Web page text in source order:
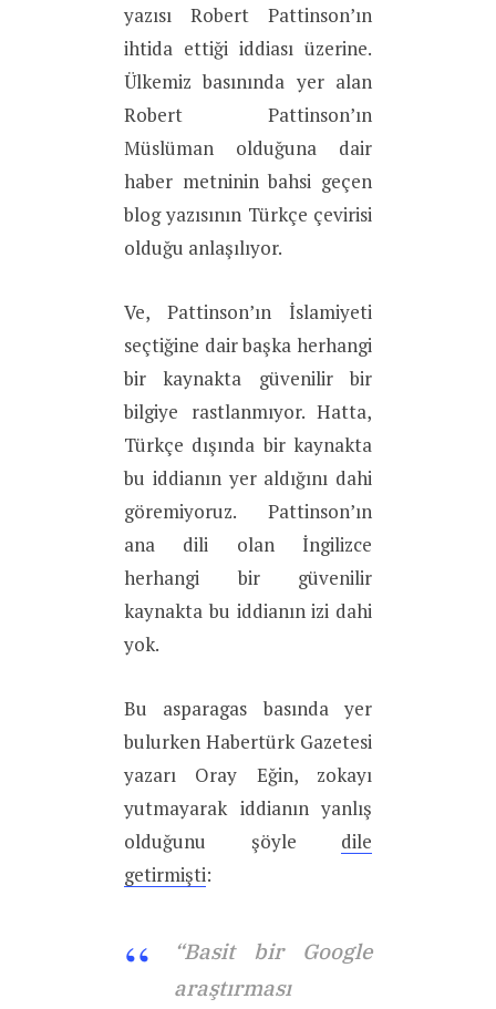
yazısı Robert Pattinson’ın
ihtida ettiği iddiası üzerine.
Ülkemiz basınında yer alan
Robert Pattinson’ın
Müslüman olduğuna dair
haber metninin bahsi geçen
blog yazısının Türkçe çevirisi
olduğu anlaşılıyor.
Ve, Pattinson’ın İslamiyeti
seçtiğine dair başka herhangi
bir kaynakta güvenilir bir
bilgiye rastlanmıyor. Hatta,
Türkçe dışında bir kaynakta
bu iddianın yer aldığını dahi
göremiyoruz. Pattinson’ın
ana dili olan İngilizce
herhangi bir güvenilir
kaynakta bu iddianın izi dahi
yok.
Bu asparagas basında yer
bulurken Habertürk Gazetesi
yazarı Oray Eğin, zokayı
yutmayarak iddianın yanlış
olduğunu şöyle dile
getirmişti:
“Basit bir Google
araştırması